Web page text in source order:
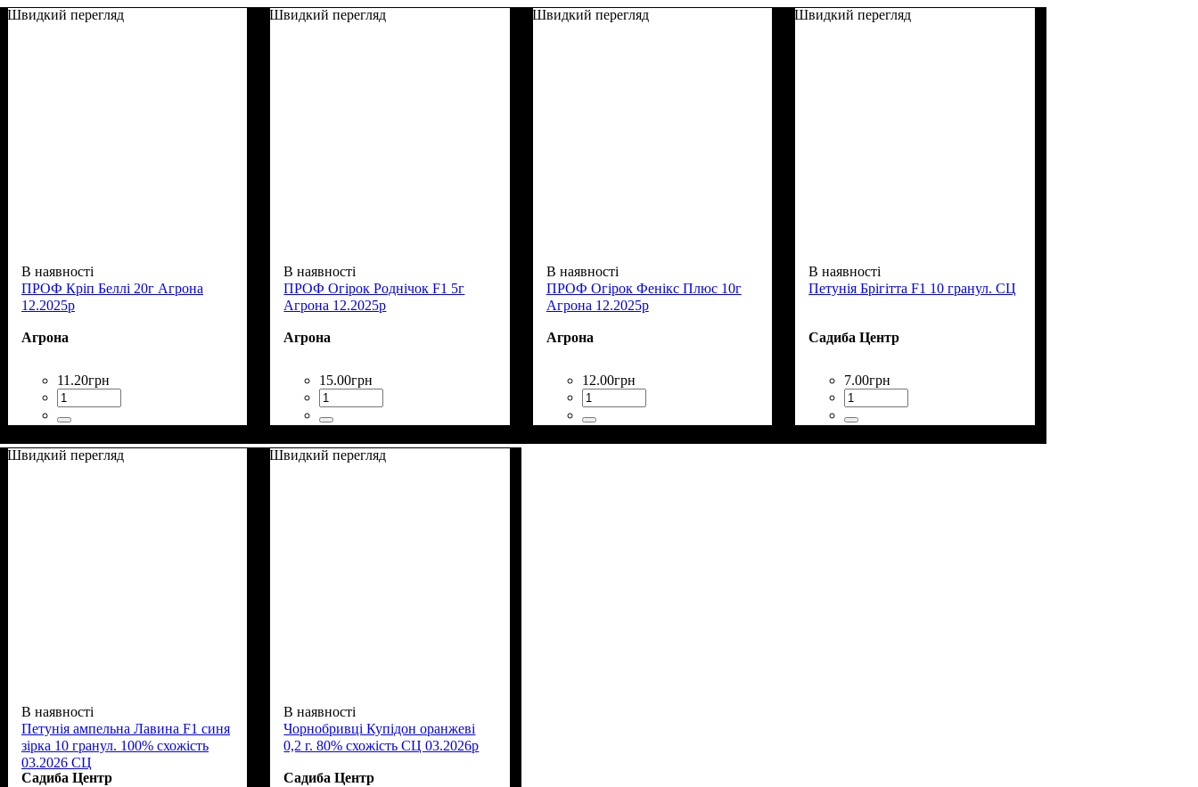
Швидкий перегляд
В наявності
ПРОФ Кріп Беллі 20г Агрона
12.2025р
Агрона
11 .20грн
Швидкий перегляд
В наявності
ПРОФ Огірок Роднічок F1 5г
Агрона 12.2025р
Агрона
15.00грн
Швидкий перегляд
В наявності
ПРОФ Огірок Фенікс Плюс 10г
Агрона 12.2025р
Агрона
12.00грн
Швидкий перегляд
В наявності
Петунія Брігітта F1 10 гранул. СЦ
Садиба Центр
7.00грн
Швидкий перегляд
В наявності
Петунія ампельна Лавина F1 синя
зірка 10 гранул. 100% схожість
03.2026 СЦ
Садиба Центр
Швидкий перегляд
В наявності
Чорнобривці Купідон оранжеві
0,2 г. 80% схожість СЦ 03.2026р
Садиба Центр